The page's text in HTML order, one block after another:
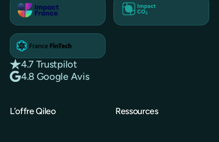
4.7 Trustpilot
4.8 Google Avis
L’offre Qileo Ressources